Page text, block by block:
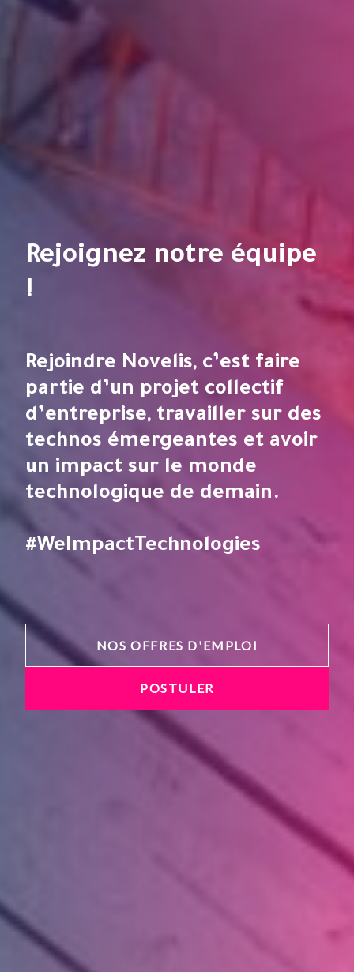
Rejoignez notre équipe
!
Rejoindre Novelis, c’est faire
partie d’un projet collectif
d’entreprise, travailler sur des
technos émergeantes et avoir
un impact sur le monde
technologique de demain.
#WeImpactTechnologies
NOS OFFRES D'EMPLOI
POSTULER